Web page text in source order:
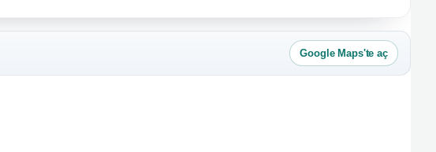
Google Maps'te aç